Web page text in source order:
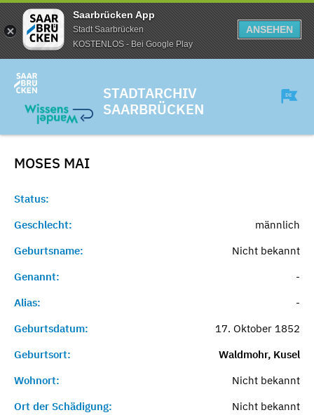
Saarbrücken App
Stadt Saarbrücken
KOSTENLOS - Bei Google Play
ANSEHEN
STADTARCHIV
SAARBRÜCKEN
MOSES MAI
Status:
Geschlecht:
männlich
Geburtsname:
Nicht bekannt
Genannt:
-
Alias:
-
Geburtsdatum:
17. Oktober 1852
Geburtsort:
Waldmohr, Kusel
Wohnort:
Nicht bekannt
Ort der Schädigung:
Nicht bekannt